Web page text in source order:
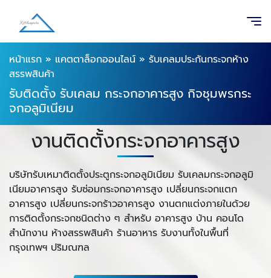
หน้าแรก » แคตตาล็อกออนไลน์ » รับเคลมประกันกระจกห้าง
สรรพสินค้า
รับติดตั้ง รับเคลม กระจกอาคารสูง กิจชุมพรกระ
จกอลูมิเนียม
งานติดตั้งกระจกอาคารสูง
บริษัทรับเหมาติดตั้งประตูกระจกอลูมิเนียม รับเคลมกระจกอลูมิ
เนียมอาคารสูง รับซ่อมกระจกอาคารสูง เปลี่ยนกระจกแตก
อาคารสูง เปลี่ยนกระจกร้าวอาคารสูง งานตกแต่งภายในด้วย
การติดตั้งกระจกชนิดต่าง ๆ สำหรับ อาคารสูง บ้าน คอนโด
สำนักงาน ห้างสรรพสินค้า ร้านอาหาร รับงานทั้งในพื้นที่
กรุงเทพฯ ปริมณฑล